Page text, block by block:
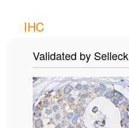
IHC
Validated by Selleck